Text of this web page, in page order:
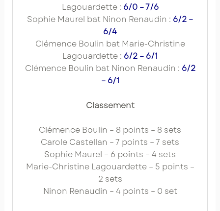
Lagouardette : 6/0 – 7/6
Sophie Maurel bat Ninon Renaudin : 6/2 –
6/4
Clémence Boulin bat Marie-Christine
Lagouardette : 6/2 – 6/1
Clémence Boulin bat Ninon Renaudin : 6/2
– 6/1
Classement
Clémence Boulin – 8 points – 8 sets
Carole Castellan – 7 points – 7 sets
Sophie Maurel – 6 points – 4 sets
Marie-Christine Lagouardette – 5 points –
2 sets
Ninon Renaudin – 4 points – 0 set